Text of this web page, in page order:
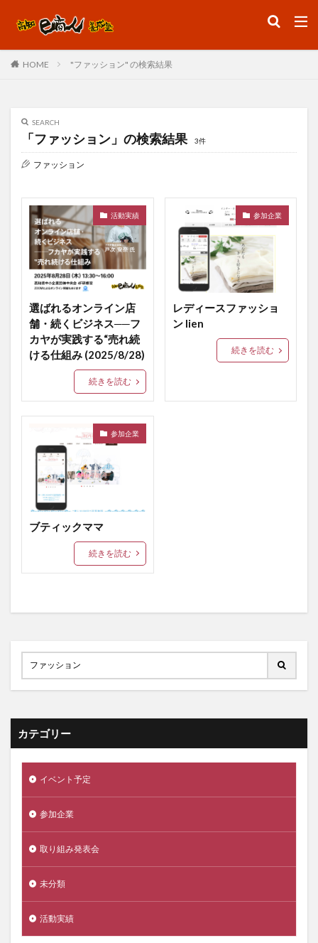
HOME "ファッション" の検索結果
SEARCH
「ファッション」の検索結果 3件
ファッション
活動実績
選ばれるオンライン店
舗・続くビジネス──フ
カヤが実践する“売れ続
ける仕組み (2025/8/28)
続きを読む
参加企業
レディースファッショ
ン lien
続きを読む
参加企業
ブティックママ
続きを読む
カテゴリー
イベント予定
参加企業
取り組み発表会
未分類
活動実績
検索